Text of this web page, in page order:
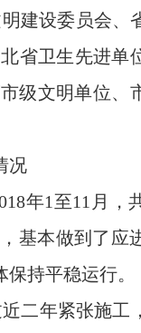
建设委员会、
省卫生先进单
级文明单位、
况
年1至11月，
基本做到了应
持平稳运行。
年紧张施工